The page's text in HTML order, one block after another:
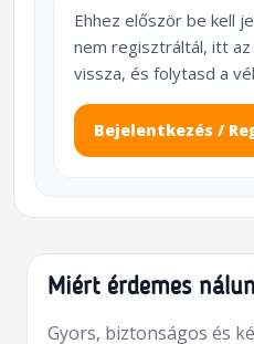
Ehhez először be kell
nem regisztráltál, itt
vissza, és folytasd a
Bejelentkezés /
Miért érdemes
Gyors, biztonságos és